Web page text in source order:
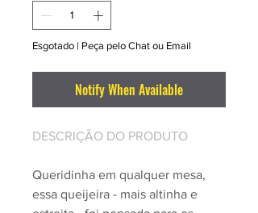
Esgotado | Peça pelo Chat ou Email
Notify When Available
DESCRIÇÃO DO PRODUTO
Queridinha em qualquer mesa,
essa queijeira - mais altinha e